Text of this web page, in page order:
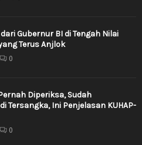
Gubernur BI di Tengah Nilai
Terus Anjlok
0
Diperiksa, Sudah
Tersangka, Ini Penjelasan KUHAP-
0